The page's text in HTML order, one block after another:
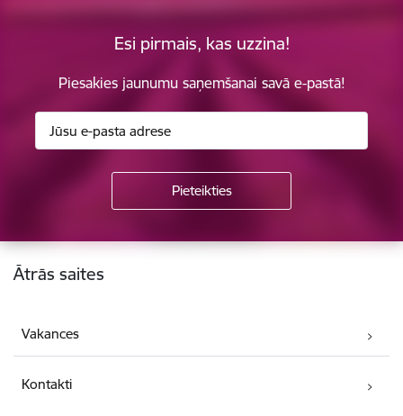
Esi pirmais, kas uzzina!
Piesakies jaunumu saņemšanai savā e-pastā!
Kājene
Ātrās saites
Vakances
Kontakti